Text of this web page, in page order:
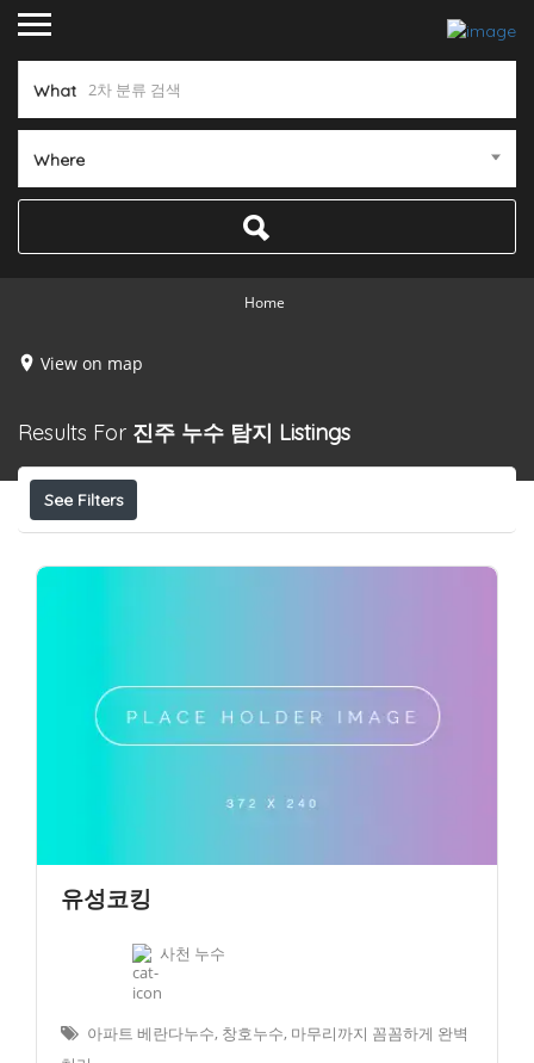
What
Where
Home
View on map
Results For 진주 누수 탐지 Listings
See Filters
유성코킹
사천 누수
아파트 베란다누수, 창호누수, 마무리까지 꼼꼼하게 완벽